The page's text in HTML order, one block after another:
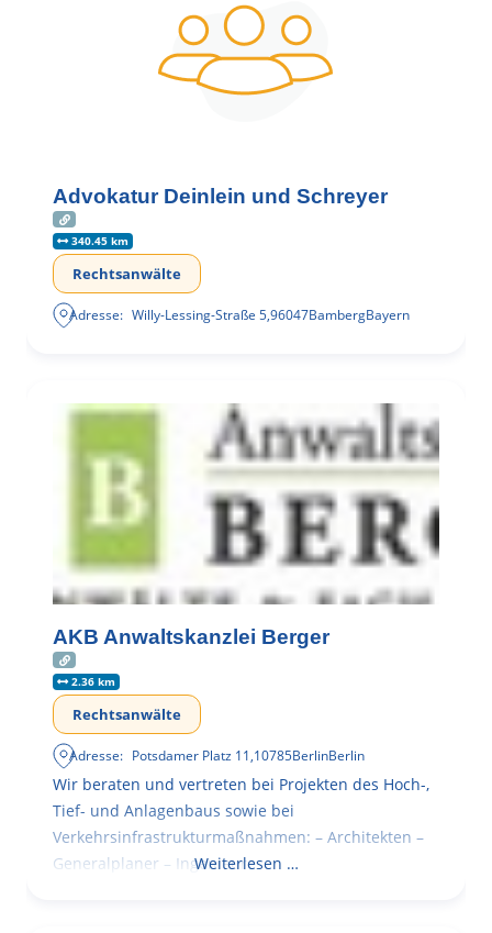
Advokatur Deinlein und Schreyer
340.45 km
Rechtsanwälte
Adresse: Willy-Lessing-Straße 5,96047BambergBayern
AKB Anwaltskanzlei Berger
2.36 km
Rechtsanwälte
Adresse: Potsdamer Platz 11,10785BerlinBerlin
Wir beraten und vertreten bei Projekten des Hoch-,
Tief- und Anlagenbaus sowie bei
Verkehrsinfrastrukturmaßnahmen: – Architekten –
Generalplaner – Ingenieure
Weiterlesen …